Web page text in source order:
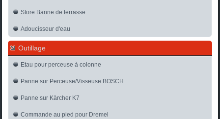
Store Banne de terrasse
Adoucisseur d'eau
Outillage
Etau pour perceuse à colonne
Panne sur Perceuse/Visseuse BOSCH
Panne sur Kärcher K7
Commande au pied pour Dremel